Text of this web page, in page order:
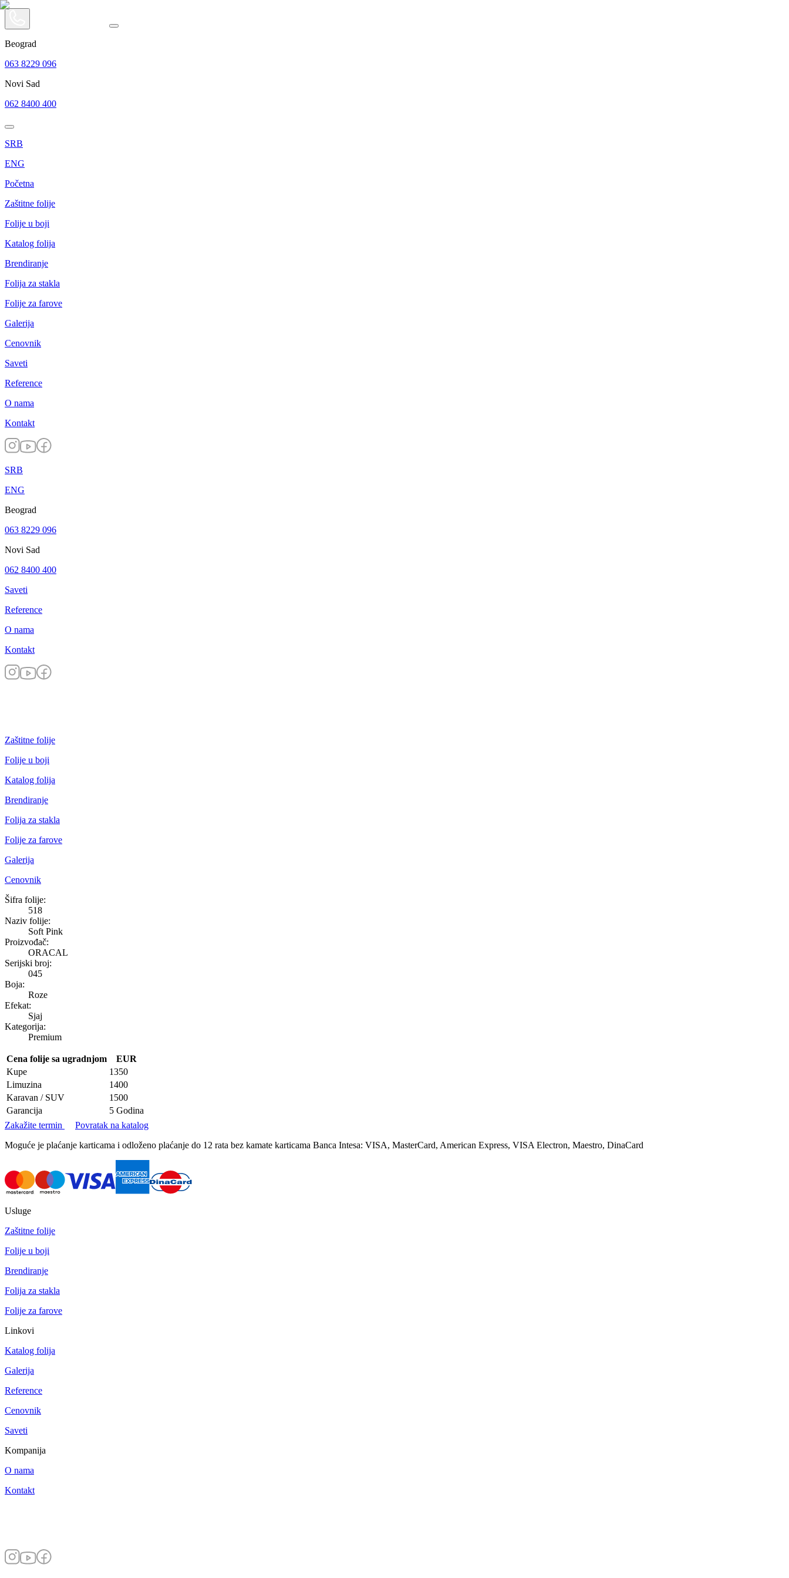
Beograd
063 8229 096
Novi Sad
062 8400 400
SRB
ENG
Početna
Zaštitne folije
Folije u boji
Katalog folija
Brendiranje
Folija za stakla
Folije za farove
Galerija
Cenovnik
Saveti
Reference
O nama
Kontakt
SRB
ENG
Beograd
063 8229 096
Novi Sad
062 8400 400
Saveti
Reference
O nama
Kontakt
Zaštitne folije
Folije u boji
Katalog folija
Brendiranje
Folija za stakla
Folije za farove
Galerija
Cenovnik
Soft Pink
Šifra folije:
518
Naziv folije:
Soft Pink
Proizvođač:
ORACAL
Serijski broj:
045
Boja:
Roze
Efekat:
Sjaj
Kategorija:
Premium
Cena folije sa ugradnjom
EUR
Kupe
1350
Limuzina
1400
Karavan / SUV
1500
Garancija
5 Godina
Zakažite termin
Povratak na katalog
Moguće je plaćanje karticama i odloženo plaćanje do 12 rata bez kamate karticama Banca Intesa: VISA, MasterCard, American Express, VISA Electron, Maestro, DinaCard
Usluge
Zaštitne folije
Folije u boji
Brendiranje
Folija za stakla
Folije za farove
Linkovi
Katalog folija
Galerija
Reference
Cenovnik
Saveti
Kompanija
O nama
Kontakt